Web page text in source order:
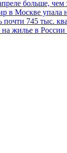
больше, чем
в Москве упала
745 тыс.
жилье в России